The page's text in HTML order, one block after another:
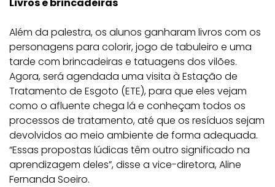
Além da palestra, os alunos ganharam livros com os
personagens para colorir, jogo de tabuleiro e uma
tarde com brincadeiras e tatuagens dos vilões.
Agora, será agendada uma visita à Estação de
Tratamento de Esgoto (ETE), para que eles vejam
como o afluente chega lá e conheçam todos os
processos de tratamento, até que os resíduos sejam
devolvidos ao meio ambiente de forma adequada.
“Essas propostas lúdicas têm outro significado na
aprendizagem deles”, disse a vice-diretora, Aline
Fernanda Soeiro.